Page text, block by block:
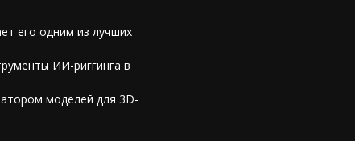
его одним из лучших
ИИ-риггинга в
моделей для 3D-